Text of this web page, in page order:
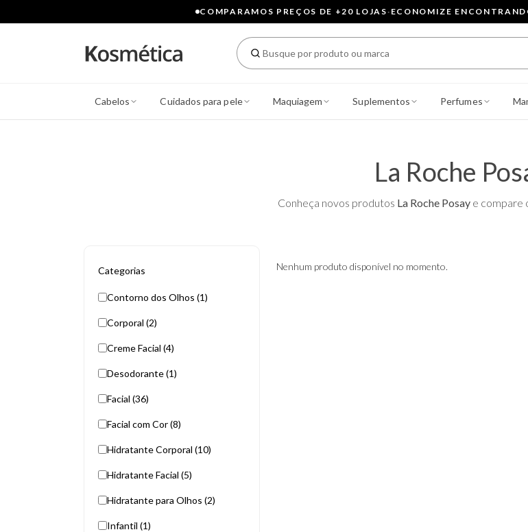
COMPARAMOS PREÇOS DE +20 LOJAS· ECONOMIZE
Cabelos Cuidados para pele Maquiagem Suplementos Perfumes
La Roche
Conheça novos produtos La Roche Posay e compare
Categorias
Contorno dos Olhos (1)
Corporal (2)
Creme Facial (4)
Desodorante (1)
Facial (36)
Facial com Cor (8)
Hidratante Corporal (10)
Hidratante Facial (5)
Hidratante para Olhos (2)
Infantil (1)
Nenhum produto disponível no momento.